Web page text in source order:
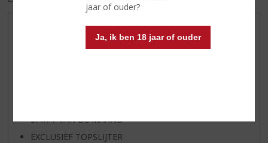
jaar of ouder?
Ja, ik ben 18 jaar of ouder
WIJN VAN DE MAAND
SPIRIT VAN DE MAAND
EXCLUSIEF TOPSLIJTER